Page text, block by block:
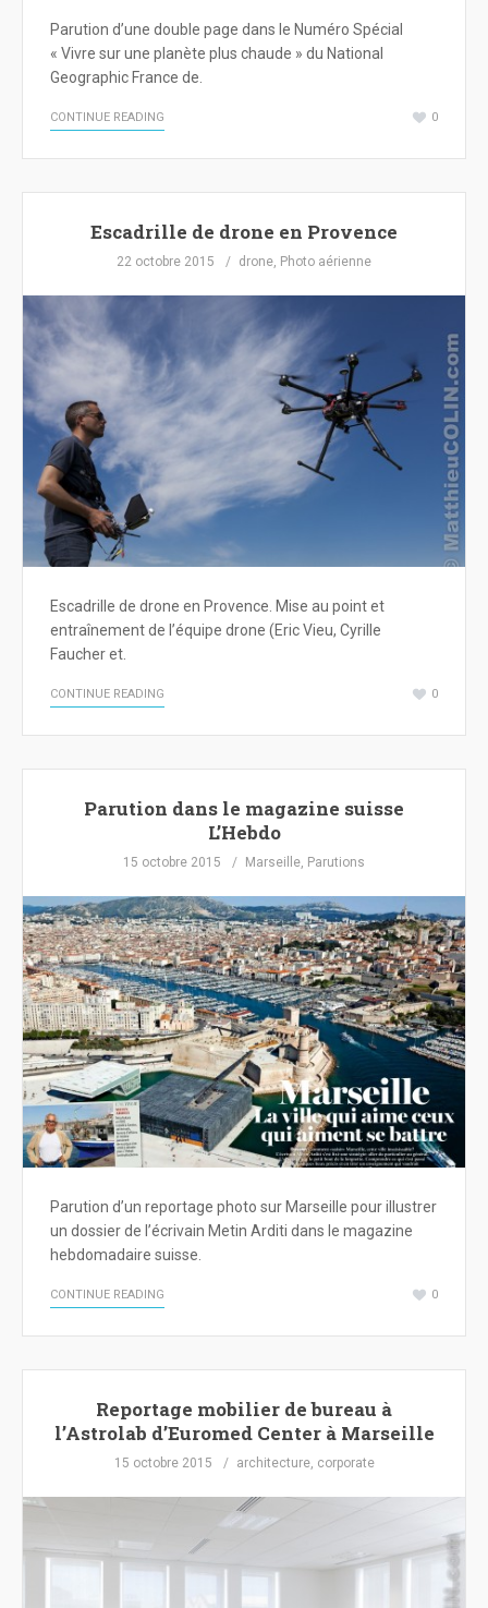
Parution d’une double page dans le Numéro Spécial
« Vivre sur une planète plus chaude » du National
Geographic France de.
CONTINUE READING 0
Escadrille de drone en Provence
22 octobre 2015 drone, Photo aérienne
Escadrille de drone en Provence. Mise au point et
entraînement de l’équipe drone (Eric Vieu, Cyrille
Faucher et.
CONTINUE READING 0
Parution dans le magazine suisse
L’Hebdo
15 octobre 2015 Marseille, Parutions
Parution d’un reportage photo sur Marseille pour illustrer
un dossier de l’écrivain Metin Arditi dans le magazine
hebdomadaire suisse.
CONTINUE READING 0
Reportage mobilier de bureau à
l’Astrolab d’Euromed Center à Marseille
15 octobre 2015 architecture, corporate